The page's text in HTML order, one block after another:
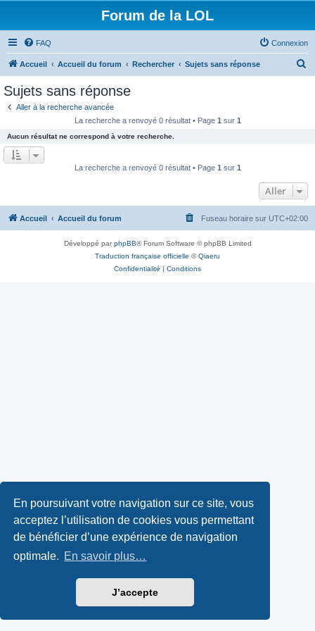
En poursuivant votre navigation sur ce site, vous
acceptez l’utilisation de cookies vous permettant
de bénéficier d’une expérience de navigation
optimale. En savoir plus…
J’accepte
Forum de la LOL
FAQ Connexion
Accueil Accueil du forum Rechercher Sujets sans réponse
e
r
Sujets sans réponse
Aller à la recherche avancée
La recherche a renvoyé 0 résultat • Page 1 sur 1
Aucun résultat ne correspond à votre recherche.
La recherche a renvoyé 0 résultat • Page 1 sur 1
Aller
Accueil Accueil du forum Fuseau horaire sur UTC+02:00
Développé parphpBB® Forum Software © phpBB Limited
Traduction française officielle ©Qiaeru
Confidentialité | Conditions